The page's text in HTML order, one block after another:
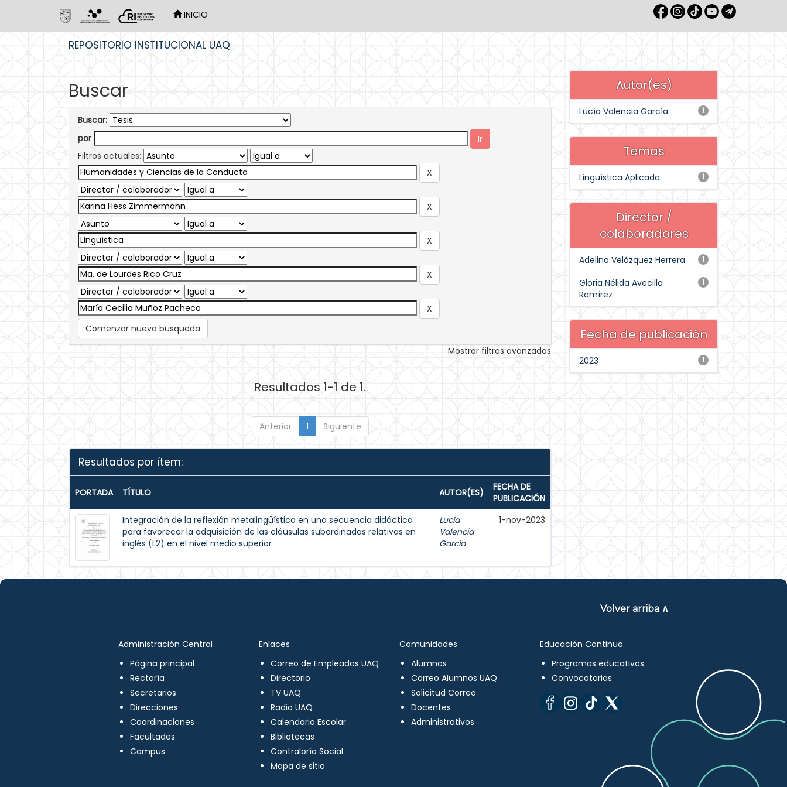
INICIO
REPOSITORIO INSTITUCIONAL UAQ
Buscar
Buscar:
por
Filtros actuales:
Comenzar nueva busqueda
Mostrar filtros avanzados
Resultados 1-1 de 1.
Anterior 1 Siguiente
Resultados por ítem:
PORTADA TÍTULO AUTOR(ES)
FECHA DE
PUBLICACIÓN
Integración de la reflexión metalingüística en una secuencia didáctica
para favorecer la adquisición de las cláusulas subordinadas relativas en
inglés (L2) en el nivel medio superior
Lucía
Valencia
García
1-nov-2023
Autor(es)
1
Lucía Valencia García
Temas
1
Lingüística Aplicada
Director /
colaboradores
1
Adelina Velázquez Herrera
1
Gloria Nélida Avecilla
Ramírez
Fecha de publicación
1
2023
Volver arriba ∧
Administración Central
Página principal
Rectoría
Secretarios
Direcciones
Coordinaciones
Facultades
Campus
Enlaces
Correo de Empleados UAQ
Directorio
TV UAQ
Radio UAQ
Calendario Escolar
Bibliotecas
Contraloría Social
Mapa de sitio
Comunidades
Alumnos
Correo Alumnos UAQ
Solicitud Correo
Docentes
Administrativos
Educación Continua
Programas educativos
Convocatorias